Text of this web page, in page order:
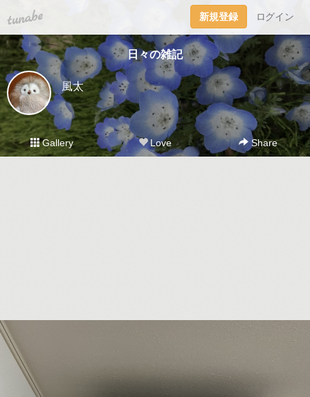
tuna.be 新規登録 ログイン
日々の雑記
風太
Gallery Love Share